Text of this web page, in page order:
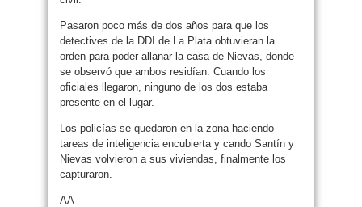
Pasaron poco más de dos años para que los
detectives de la DDI de La Plata obtuvieran la
orden para poder allanar la casa de Nievas, donde
se observó que ambos residían. Cuando los
oficiales llegaron, ninguno de los dos estaba
presente en el lugar.
Los policías se quedaron en la zona haciendo
tareas de inteligencia encubierta y cando Santín y
Nievas volvieron a sus viviendas, finalmente los
capturaron.
AA